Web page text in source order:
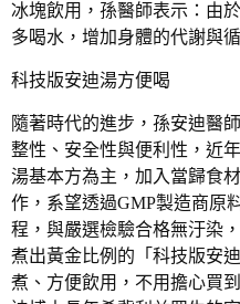
冰塊飲用，孫醫師表示：由
多喝水，增加身體的代謝與循
科技版安迪湯方便喝
隨著時代的進步，孫安迪醫
整性、安全性與便利性，近
湯基本方為主，加入當歸食
作，系望透過GMP製造商原
程，與嚴選檢驗合格無汙染
煮出黃金比例的「科技版安
煮、方便飲用，不用擔心買